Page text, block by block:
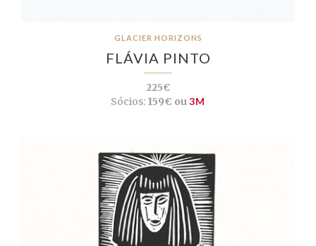
GLACIER HORIZONS
FLÁVIA PINTO
225€
Sócios: 159€ ou3M